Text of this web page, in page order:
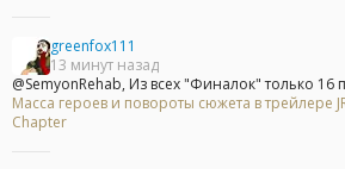
greenfox111
13 минут назад
@SemyonRehab, Из всех "Финалок" только 16
Масса героев и повороты сюжета в трейлере
Chapter